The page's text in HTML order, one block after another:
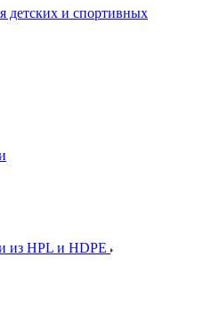
из HPL и HDPE